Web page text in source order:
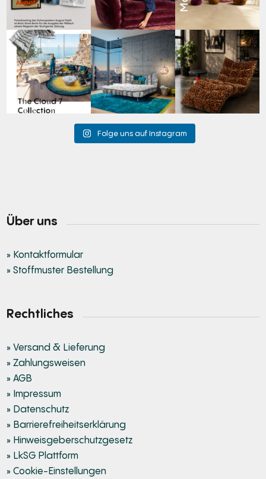
Für jeden Lieblingsplatz
die passende Cloud.
☁️...
63 1
Cloud 7 – nicht nur zum
Sitzen, sondern auch
zum...
151 3
A bold statement. A
quiet retreat.
Mit unserem...
205 4
Folge uns auf Instagram
Über uns
» Kontaktformular
» Stoffmuster Bestellung
Rechtliches
» Versand & Lieferung
» Zahlungsweisen
» AGB
» Impressum
» Datenschutz
» Barrierefreiheitserklärung
» Hinweisgeberschutzgesetz
» LkSG Plattform
» Cookie-Einstellungen